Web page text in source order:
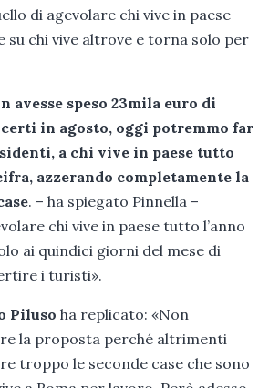
di agevolare chi vive in paese
su chi vive altrove e torna solo per
avesse speso 23mila euro di
in agosto, oggi potremmo far
a chi vive in paese tutto
azzerando completamente la
. – ha spiegato Pinnella –
chi vive in paese tutto l’anno
ai quindici giorni del mese di
i turisti».
Piluso ha replicato: «Non
la proposta perché altrimenti
troppo le seconde case che sono